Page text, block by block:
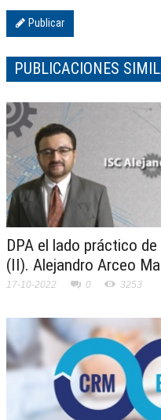
Publicar
PUBLICACIONES
DPA el lado práctico
(II). Alejandro Arceo
17-10-2022 0 3253